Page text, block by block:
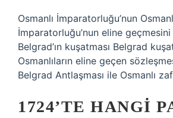
Osmanlı İmparatorluğu’nun
İmparatorluğu’nun eline
Belgrad’ın kuşatması Belgrad
Osmanlıların eline geçen
Belgrad Antlaşması ile Osmanlı
1724’TE HANGI